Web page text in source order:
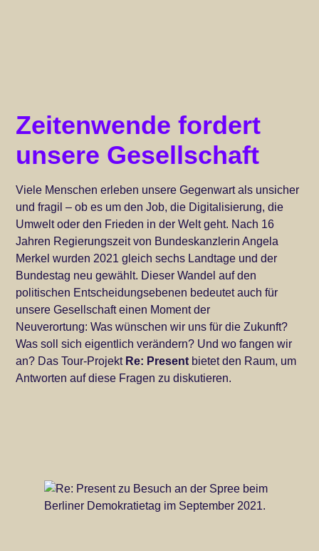
Zeitenwende fordert
unsere Gesellschaft
Viele Menschen erleben unsere Gegenwart als unsicher
und fragil – ob es um den Job, die Digitalisierung, die
Umwelt oder den Frieden in der Welt geht. Nach 16
Jahren Regierungszeit von Bundeskanzlerin Angela
Merkel wurden 2021 gleich sechs Landtage und der
Bundestag neu gewählt. Dieser Wandel auf den
politischen Entscheidungsebenen bedeutet auch für
unsere Gesellschaft einen Moment der
Neuverortung: Was wünschen wir uns für die Zukunft?
Was soll sich eigentlich verändern? Und wo fangen wir
an? Das Tour-Projekt Re: Present bietet den Raum, um
Antworten auf diese Fragen zu diskutieren.